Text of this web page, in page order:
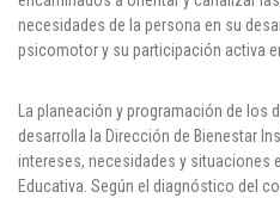
necesidades de la persona en su
psicomotor y su participación activa
La planeación y programación de
desarrolla la Dirección de Bienestar
intereses, necesidades y situaciones
Educativa. Según el diagnóstico del
Denuncia de